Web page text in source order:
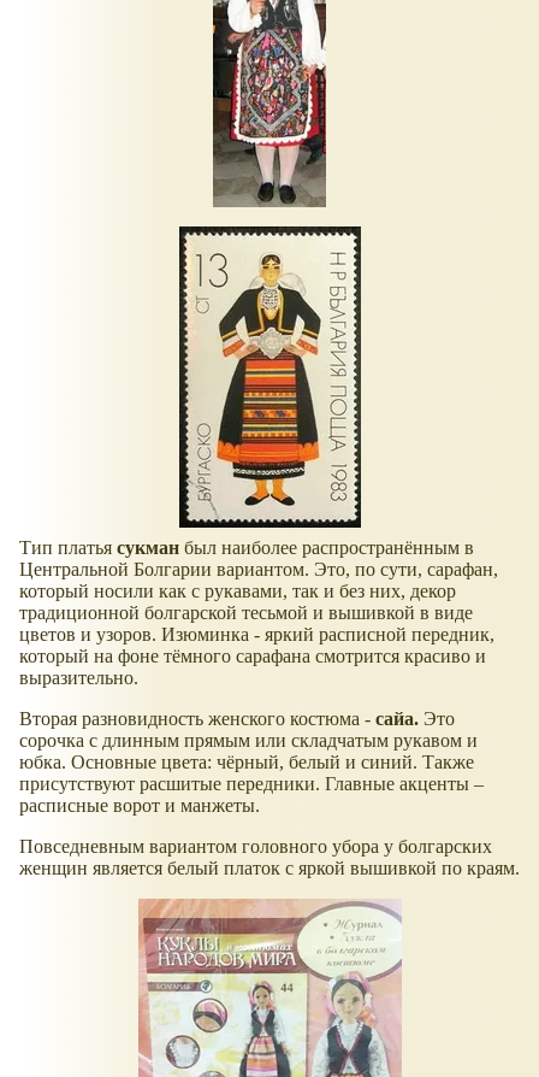
Тип платья сукман был наиболее распространённым в
Центральной Болгарии вариантом. Это, по сути, сарафан,
который носили как с рукавами, так и без них, декор
традиционной болгарской тесьмой и вышивкой в виде
цветов и узоров. Изюминка - яркий расписной передник,
который на фоне тёмного сарафана смотрится красиво и
выразительно.
Вторая разновидность женского костюма - сайа. Это
сорочка с длинным прямым или складчатым рукавом и
юбка. Основные цвета: чёрный, белый и синий. Также
присутствуют расшитые передники. Главные акценты –
расписные ворот и манжеты.
Повседневным вариантом головного убора у болгарских
женщин является белый платок с яркой вышивкой по краям.